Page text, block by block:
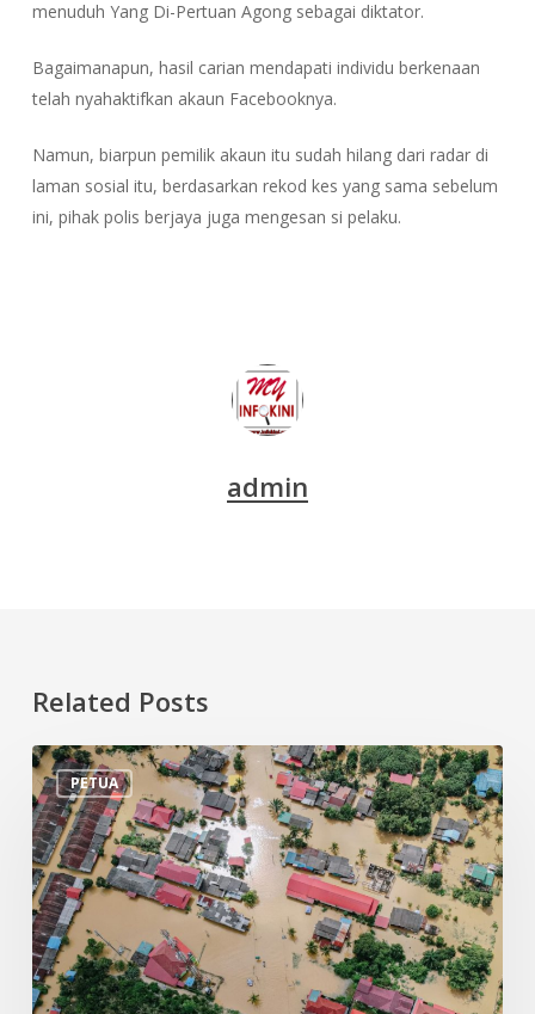
menuduh Yang Di-Pertuan Agong sebagai diktator.
Bagaimanapun, hasil carian mendapati individu berkenaan
telah nyahaktifkan akaun Facebooknya.
Namun, biarpun pemilik akaun itu sudah hilang dari radar di
laman sosial itu, berdasarkan rekod kes yang sama sebelum
ini, pihak polis berjaya juga mengesan si pelaku.
admin
Related Posts
PETUA
Tips
Persiapan
Menghadapi
Banjir